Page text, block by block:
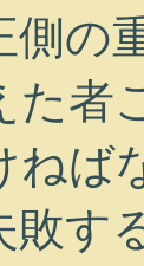
側の
た者
ねば
敗す